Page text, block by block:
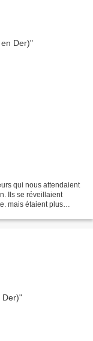
qui nous attendaient
Ils se réveillaient
mais étaient plus